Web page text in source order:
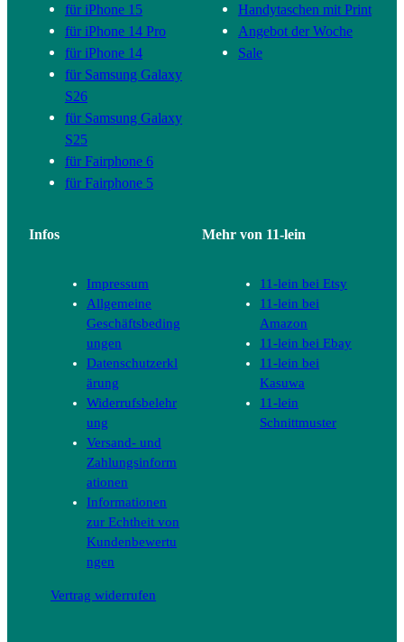
für iPhone 15
für iPhone 14 Pro
für iPhone 14
für Samsung Galaxy
S26
für Samsung Galaxy
S25
für Fairphone 6
für Fairphone 5
Handytaschen mit Print
Angebot der Woche
Sale
Infos
Impressum
Allgemeine
Geschäftsbeding
ungen
Datenschutzerkl
ärung
Widerrufsbelehr
ung
Versand- und
Zahlungsinform
ationen
Informationen
zur Echtheit von
Kundenbewertu
ngen
Vertrag widerrufen
Mehr von 11-lein
11-lein bei Etsy
11-lein bei
Amazon
11-lein bei Ebay
11-lein bei
Kasuwa
11-lein
Schnittmuster